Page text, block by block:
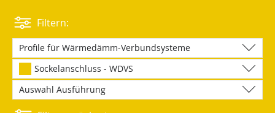
Filtern:
Profile für Wärmedämm-Verbundsysteme
Sockelanschluss - WDVS
Auswahl Ausführung